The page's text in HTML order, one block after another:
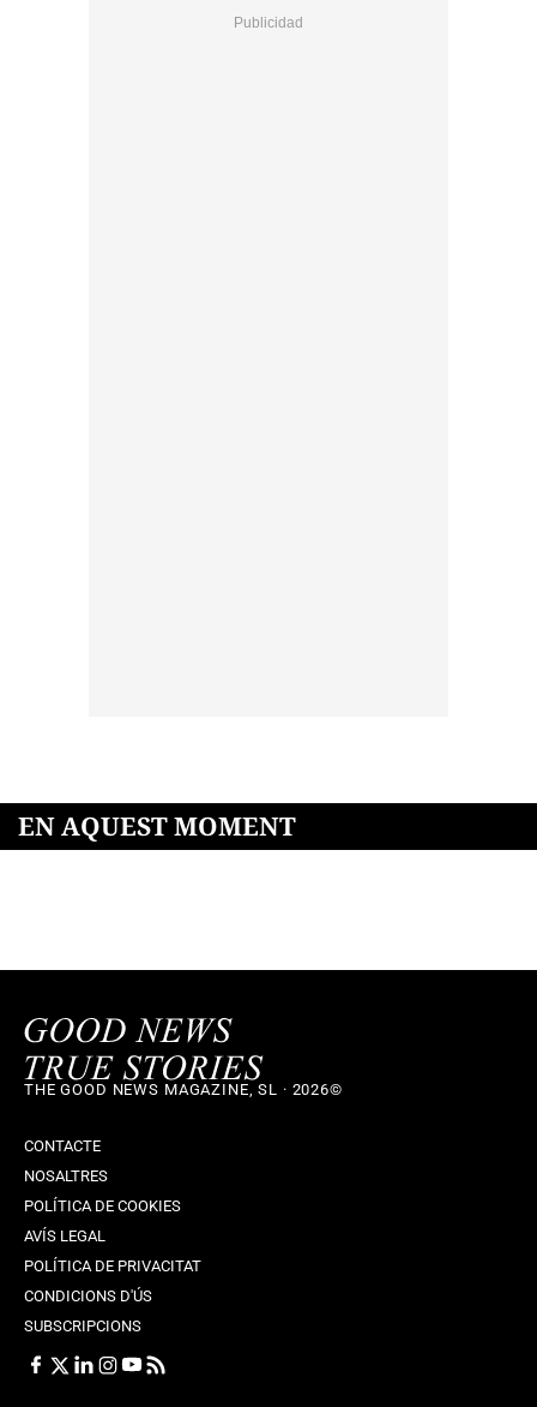
EN AQUEST MOMENT
THE GOOD NEWS MAGAZINE, SL · 2026©
CONTACTE
NOSALTRES
POLÍTICA DE COOKIES
AVÍS LEGAL
POLÍTICA DE PRIVACITAT
CONDICIONS D'ÚS
SUBSCRIPCIONS